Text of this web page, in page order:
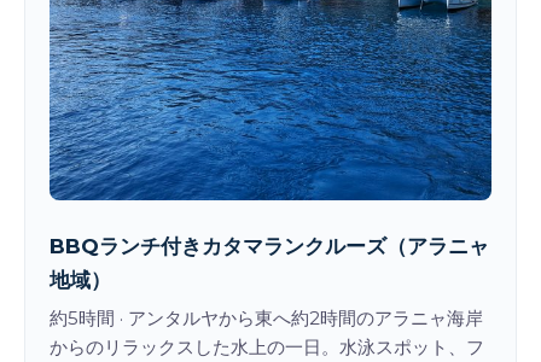
BBQランチ付きカタマランクルーズ（アラニャ
地域）
約5時間 · アンタルヤから東へ約2時間のアラニャ海岸
からのリラックスした水上の一日。水泳スポット、フ